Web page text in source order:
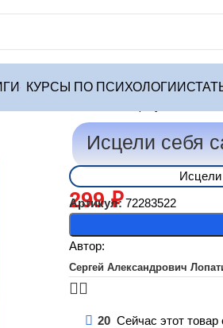
КУРСЫ ПО ПСИХОЛОГИИ
Исцели себя
Исцели
Артикул:72283522
299₽
Автор:
Сергей Александрович
20 Сейчас этот